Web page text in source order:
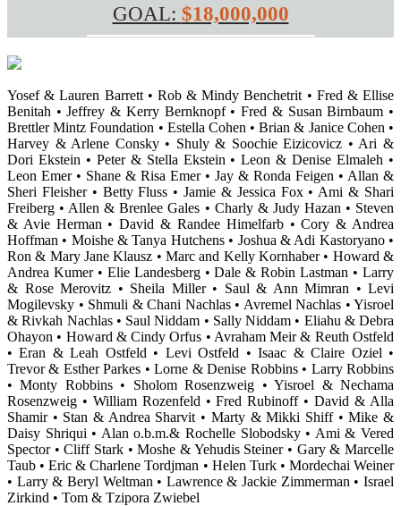
GOAL: $18,000,000
Yosef & Lauren Barrett • Rob & Mindy Benchetrit • Fred & Ellise
Benitah • Jeffrey & Kerry Bernknopf • Fred & Susan Birnbaum •
Brettler Mintz Foundation • Estella Cohen • Brian & Janice Cohen •
Harvey & Arlene Consky • Shuly & Soochie Eizicovicz • Ari &
Dori Ekstein • Peter & Stella Ekstein • Leon & Denise Elmaleh •
Leon Emer • Shane & Risa Emer • Jay & Ronda Feigen • Allan &
Sheri Fleisher • Betty Fluss • Jamie & Jessica Fox • Ami & Shari
Freiberg • Allen & Brenlee Gales • Charly & Judy Hazan • Steven
& Avie Herman • David & Randee Himelfarb • Cory & Andrea
Hoffman • Moishe & Tanya Hutchens • Joshua & Adi Kastoryano •
Ron & Mary Jane Klausz • Marc and Kelly Kornhaber • Howard &
Andrea Kumer • Elie Landesberg • Dale & Robin Lastman • Larry
& Rose Merovitz • Sheila Miller • Saul & Ann Mimran • Levi
Mogilevsky • Shmuli & Chani Nachlas • Avremel Nachlas • Yisroel
& Rivkah Nachlas • Saul Niddam • Sally Niddam • Eliahu & Debra
Ohayon • Howard & Cindy Orfus • Avraham Meir & Reuth Ostfeld
• Eran & Leah Ostfeld • Levi Ostfeld • Isaac & Claire Oziel •
Trevor & Esther Parkes • Lorne & Denise Robbins • Larry Robbins
• Monty Robbins • Sholom Rosenzweig • Yisroel & Nechama
Rosenzweig • William Rozenfeld • Fred Rubinoff • David & Alla
Shamir • Stan & Andrea Sharvit • Marty & Mikki Shiff • Mike &
Daisy Shriqui • Alan o.b.m.& Rochelle Slobodsky • Ami & Vered
Spector • Cliff Stark • Moshe & Yehudis Steiner • Gary & Marcelle
Taub • Eric & Charlene Tordjman • Helen Turk • Mordechai Weiner
• Larry & Beryl Weltman • Lawrence & Jackie Zimmerman • Israel
Zirkind • Tom & Tzipora Zwiebel